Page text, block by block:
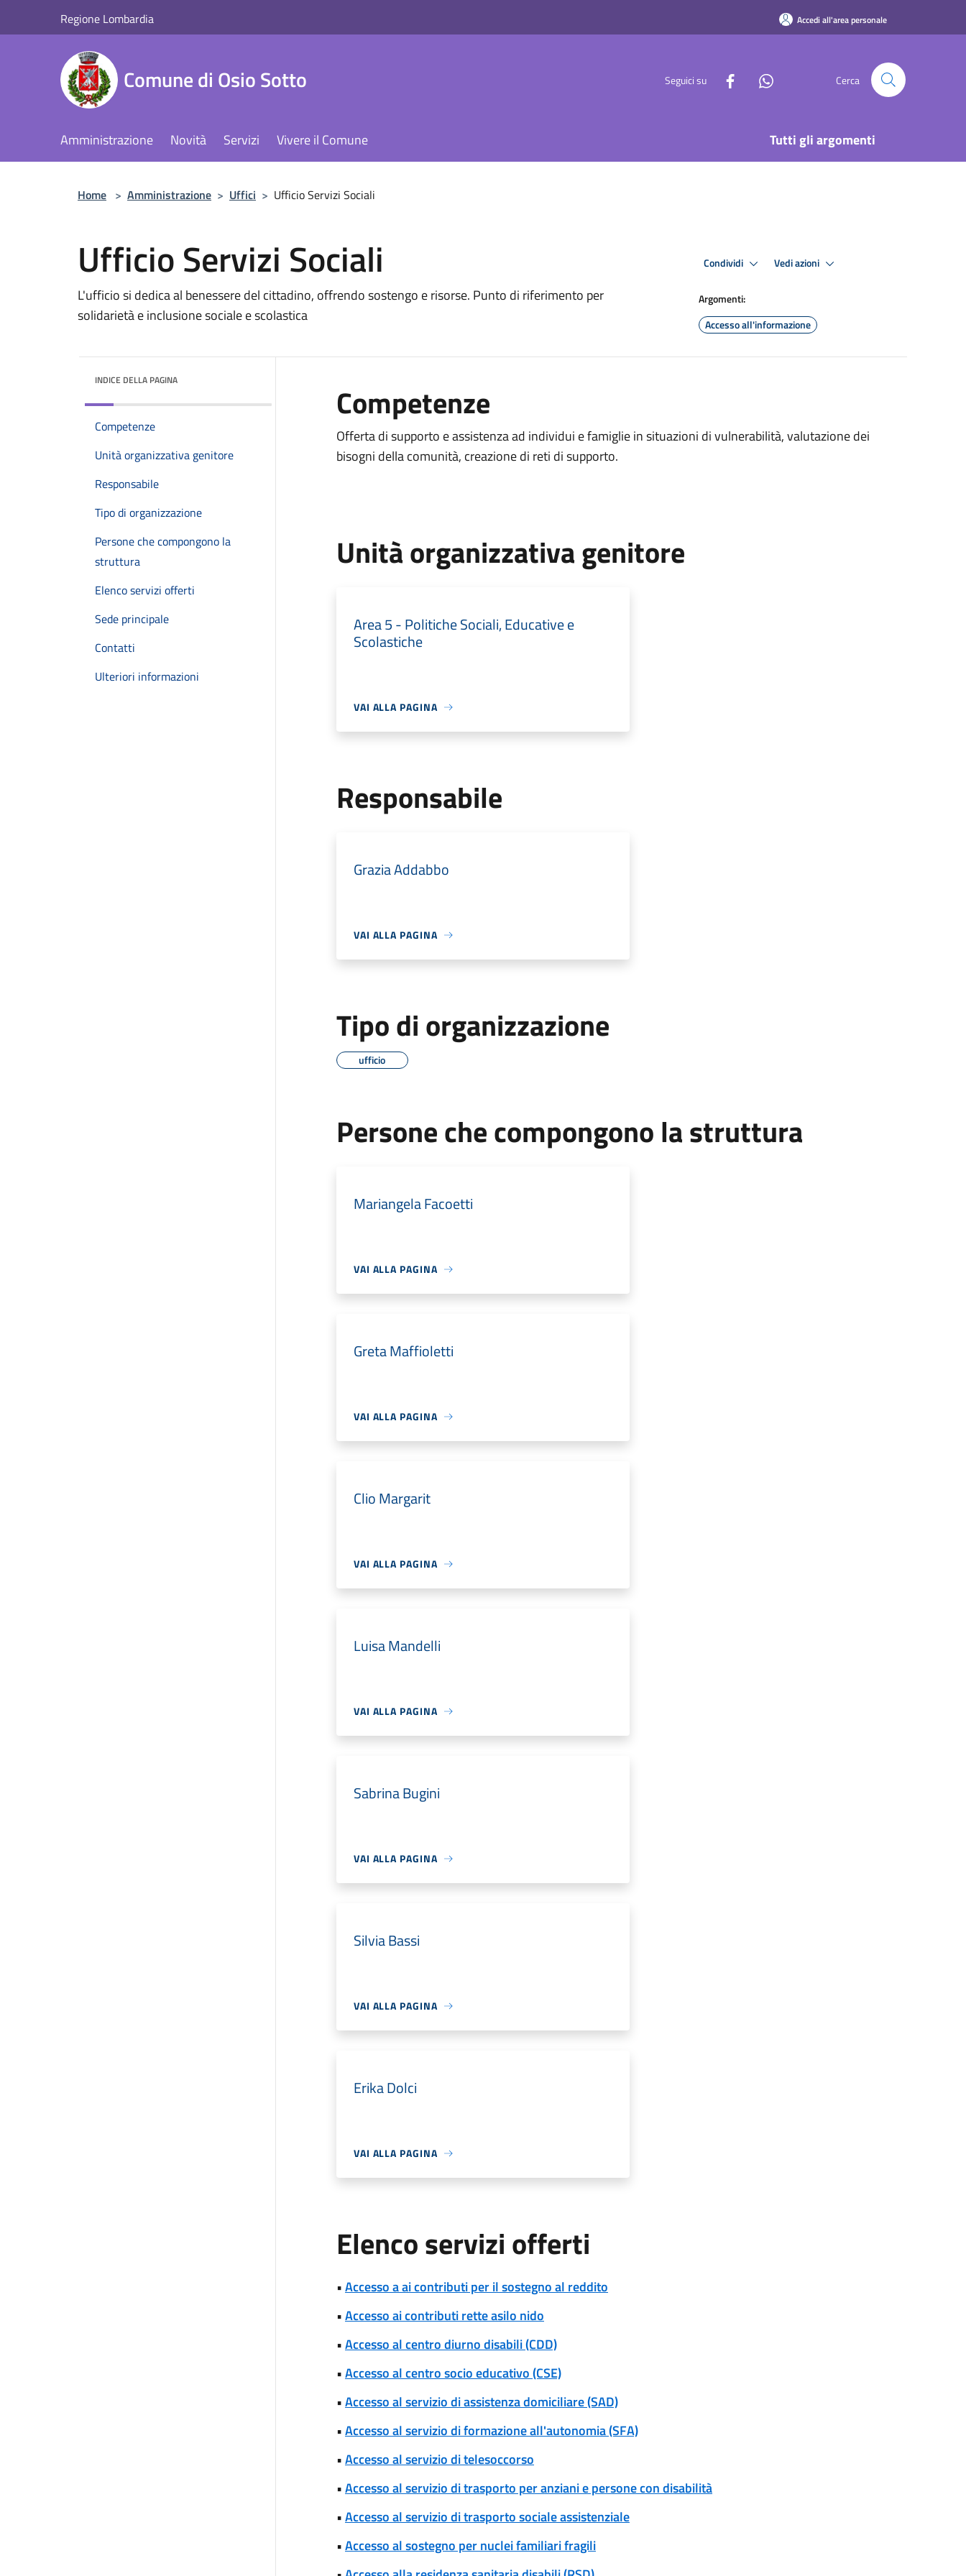
Regione Lombardia Accedi all'area personale
Comune di Osio Sotto Seguici su Cerca
Amministrazione Novità Servizi Vivere il Comune Tutti gli argomenti
Home > Amministrazione > Uffici > Ufficio Servizi Sociali
Ufficio Servizi Sociali
L'ufficio si dedica al benessere del cittadino, offrendo sostengo e risorse. Punto di riferimento per
solidarietà e inclusione sociale e scolastica
Condividi Vedi azioni
Argomenti:
Accesso all'informazione
INDICE DELLA PAGINA
Competenze
Unità organizzativa genitore
Responsabile
Tipo di organizzazione
Persone che compongono la
struttura
Elenco servizi offerti
Sede principale
Contatti
Ulteriori informazioni
Competenze
Offerta di supporto e assistenza ad individui e famiglie in situazioni di vulnerabilità, valutazione dei
bisogni della comunità, creazione di reti di supporto.
Unità organizzativa genitore
Area 5 - Politiche Sociali, Educative e
Scolastiche
VAI ALLA PAGINA
Responsabile
Grazia Addabbo
VAI ALLA PAGINA
Tipo di organizzazione
ufficio
Persone che compongono la struttura
Mariangela Facoetti
VAI ALLA PAGINA
Greta Maffioletti
VAI ALLA PAGINA
Clio Margarit
VAI ALLA PAGINA
Luisa Mandelli
VAI ALLA PAGINA
Sabrina Bugini
VAI ALLA PAGINA
Silvia Bassi
VAI ALLA PAGINA
Erika Dolci
VAI ALLA PAGINA
Elenco servizi offerti
•Accesso a ai contributi per il sostegno al reddito
•Accesso ai contributi rette asilo nido
•Accesso al centro diurno disabili (CDD)
•Accesso al centro socio educativo (CSE)
•Accesso al servizio di assistenza domiciliare (SAD)
•Accesso al servizio di formazione all'autonomia (SFA)
•Accesso al servizio di telesoccorso
•Accesso al servizio di trasporto per anziani e persone con disabilità
•Accesso al servizio di trasporto sociale assistenziale
•Accesso al sostegno per nuclei familiari fragili